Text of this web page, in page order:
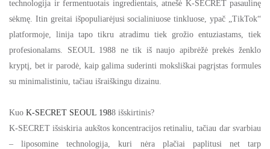
technologija ir fermentuotais ingredientais, atnešė K-SECRET pasaulinę
sėkmę. Itin greitai išpopuliarėjusi socialiniuose tinkluose, ypač „TikTok“
platformoje, linija tapo tikru atradimu tiek grožio entuziastams, tiek
profesionalams. SEOUL 1988 ne tik iš naujo apibrėžė prekės ženklo
kryptį, bet ir parodė, kaip galima suderinti moksliškai pagrįstas formules
su minimalistiniu, tačiau išraiškingu dizainu.
Kuo K-SECRET SEOUL 1988 išskirtinis?
K-SECRET išsiskiria aukštos koncentracijos retinaliu, tačiau dar svarbiau
– liposomine technologija, kuri nėra plačiai paplitusi net tarp